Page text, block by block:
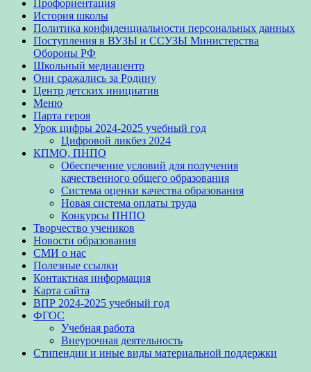
Профориентация
История школы
Политика конфиденциальности персональных данных
Поступления в ВУЗЫ и ССУЗЫ Министерства
Обороны РФ
Школьный медиацентр
Они сражались за Родину
Центр детских инициатив
Меню
Парта героя
Урок цифры 2024-2025 учебный год
Цифровой ликбез 2024
КПМО, ПНПО
Обеспечение условий для получения
качественного общего образования
Система оценки качества образования
Новая система оплаты труда
Конкурсы ПНПО
Творчество учеников
Новости образования
CМИ о нас
Полезные ссылки
Контактная информация
Карта сайта
ВПР 2024-2025 учебный год
ФГОС
Учебная работа
Внеурочная деятельность
Стипендии и иные виды материальной поддержки